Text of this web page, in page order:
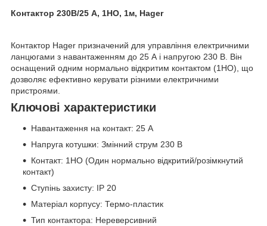
Контактор 230В/25 A, 1НО, 1м, Hager
Контактор Hager призначений для управління електричними
ланцюгами з навантаженням до 25 А і напругою 230 В. Він
оснащений одним нормально відкритим контактом (1НО), що
дозволяє ефективно керувати різними електричними
пристроями.
Ключові характеристики
Навантаження на контакт: 25 А
Напруга котушки: Змінний струм 230 В
Контакт: 1НО (Один нормально відкритий/розімкнутий
контакт)
Ступінь захисту: IP 20
Матеріал корпусу: Термо-пластик
Тип контактора: Нереверсивний